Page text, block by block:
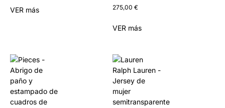
VER más 275,00 €
VER más